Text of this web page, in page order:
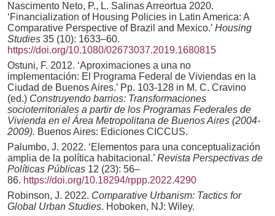
Nascimento Neto, P., L. Salinas Arreortua 2020.
‘Financialization of Housing Policies in Latin America: A
Comparative Perspective of Brazil and Mexico.’ Housing
Studies 35 (10): 1633–60.
https://doi.org/10.1080/02673037.2019.1680815
Ostuni, F. 2012. ‘Aproximaciones a una no
implementación: El Programa Federal de Viviendas en la
Ciudad de Buenos Aires.’ Pp. 103-128 in M. C. Cravino
(ed.) Construyendo barrios: Transformaciones
socioterritoriales a partir de los Programas Federales de
Vivienda en el Área Metropolitana de Buenos Aires (2004-
2009). Buenos Aires: Ediciones CICCUS.
Palumbo, J. 2022. ‘Elementos para una conceptualización
amplia de la política habitacional.’ Revista Perspectivas de
Políticas Públicas 12 (23): 56–
86. https://doi.org/10.18294/rppp.2022.4290
Robinson, J. 2022. Comparative Urbanism: Tactics for
Global Urban Studies. Hoboken, NJ: Wiley.